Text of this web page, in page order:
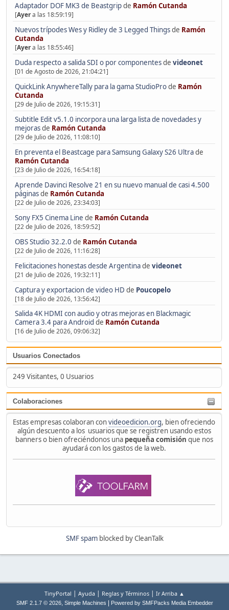
Adaptador DOF MK3 de Beastgripde Ramón Cutanda
[Ayera las 18:59:19]
Nuevos trípodes Wes y Ridley de 3 Legged Thingsde Ramón
Cutanda
[Ayera las 18:55:46]
Duda respecto a salida SDI o por componentesde videonet
[01 de Agosto de 2026, 21:04:21]
QuickLink AnywhereTally para la gama StudioProde Ramón
Cutanda
[29 de Julio de 2026, 19:15:31]
Subtitle Edit v5.1.0 incorpora una larga lista de novedades y
mejorasde Ramón Cutanda
[29 de Julio de 2026, 11:08:10]
En preventa el Beastcage para Samsung Galaxy S26 Ultrade
Ramón Cutanda
[23 de Julio de 2026, 16:54:18]
Aprende Davinci Resolve 21 en su nuevo manual de casi 4.500
páginasde Ramón Cutanda
[22 de Julio de 2026, 23:34:03]
Sony FX5 Cinema Line de Ramón Cutanda
[22 de Julio de 2026, 18:59:52]
OBS Studio 32.2.0 de Ramón Cutanda
[22 de Julio de 2026, 11:16:28]
Felicitaciones honestas desde Argentinade videonet
[21 de Julio de 2026, 19:32:11]
Captura y exportacion de video HD de Poucopelo
[18 de Julio de 2026, 13:56:42]
Salida 4K HDMI con audio y otras mejoras en Blackmagic
Camera 3.4 para Android de Ramón Cutanda
[16 de Julio de 2026, 09:06:32]
Usuarios Conectados
249 Visitantes, 0 Usuarios
Colaboraciones
Estas empresas colaboran convideoedicion.org, bien ofreciendo
algún descuento a los usuarios que se registren usando estos
banners o bien ofreciéndonos una pequeña comisión que nos
ayudará con los gastos de la web.
SMF spamblocked by CleanTalk
TinyPortal | Ayuda | Reglas y Términos | Ir Arriba ▲
SMF 2.1.7 © 2026, Simple Machines Powered by SMFPacks Media Embedder